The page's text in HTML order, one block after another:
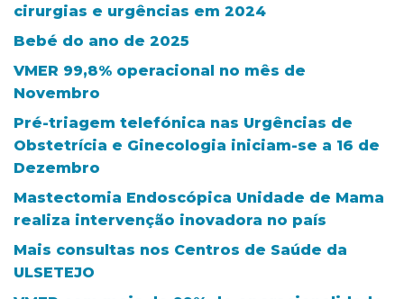
cirurgias e urgências em 2024
Bebé do ano de 2025
VMER 99,8% operacional no mês de
Novembro
Pré-triagem telefónica nas Urgências de
Obstetrícia e Ginecologia iniciam-se a 16 de
Dezembro
Mastectomia Endoscópica Unidade de Mama
realiza intervenção inovadora no país
Mais consultas nos Centros de Saúde da
ULSETEJO